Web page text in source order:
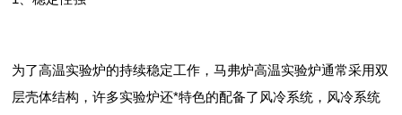
为了高温实验炉的持续稳定工作，马弗炉高温实验炉通常采用双
层壳体结构，许多实验炉还*特色的配备了风冷系统，风冷系统